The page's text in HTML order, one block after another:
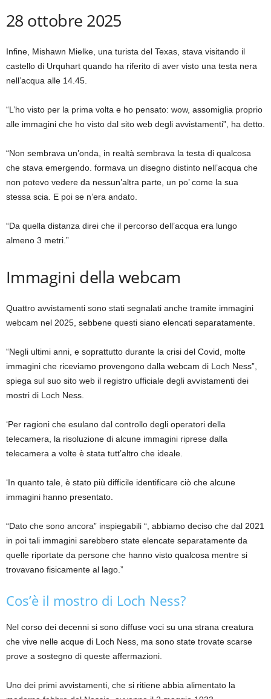
28 ottobre 2025
Infine, Mishawn Mielke, una turista del Texas, stava visitando il
castello di Urquhart quando ha riferito di aver visto una testa nera
nell’acqua alle 14.45.
“L’ho visto per la prima volta e ho pensato: wow, assomiglia proprio
alle immagini che ho visto dal sito web degli avvistamenti”, ha detto.
“Non sembrava un’onda, in realtà sembrava la testa di qualcosa
che stava emergendo. formava un disegno distinto nell’acqua che
non potevo vedere da nessun’altra parte, un po’ come la sua
stessa scia. E poi se n’era andato.
“Da quella distanza direi che il percorso dell’acqua era lungo
almeno 3 metri.”
Immagini della webcam
Quattro avvistamenti sono stati segnalati anche tramite immagini
webcam nel 2025, sebbene questi siano elencati separatamente.
“Negli ultimi anni, e soprattutto durante la crisi del Covid, molte
immagini che riceviamo provengono dalla webcam di Loch Ness”,
spiega sul suo sito web il registro ufficiale degli avvistamenti dei
mostri di Loch Ness.
‘Per ragioni che esulano dal controllo degli operatori della
telecamera, la risoluzione di alcune immagini riprese dalla
telecamera a volte è stata tutt’altro che ideale.
‘In quanto tale, è stato più difficile identificare ciò che alcune
immagini hanno presentato.
“Dato che sono ancora” inspiegabili “, abbiamo deciso che dal 2021
in poi tali immagini sarebbero state elencate separatamente da
quelle riportate da persone che hanno visto qualcosa mentre si
trovavano fisicamente al lago.”
Cos’è il mostro di Loch Ness?
Nel corso dei decenni si sono diffuse voci su una strana creatura
che vive nelle acque di Loch Ness, ma sono state trovate scarse
prove a sostegno di queste affermazioni.
Uno dei primi avvistamenti, che si ritiene abbia alimentato la